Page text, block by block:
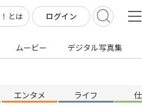
とは ログイン
ムービー デジタル写真集
エンタメ ライフ